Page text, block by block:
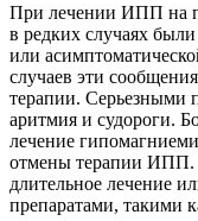
При лечении ИПП на
в редких случаях
или
случаев эти
терапии. Серьезными
аритмия и судороги.
лечение
отмены терапии ИПП.
длительное лечение
препаратами, такими